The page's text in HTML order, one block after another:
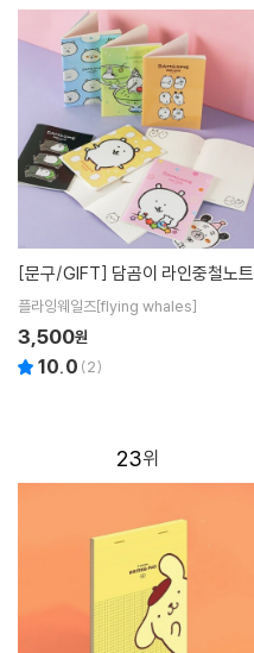
[문구/GIFT] 담곰이 라인중철노트
플라잉웨일즈[flying whales]
3,500원
10.0 (2)
23